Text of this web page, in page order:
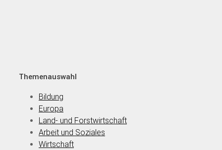
Themenauswahl
Bildung
Europa
Land- und Forstwirtschaft
Arbeit und Soziales
Wirtschaft